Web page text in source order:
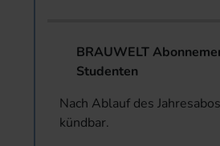
BRAUWELT
Studenten
Nach Ablauf des
kündbar.